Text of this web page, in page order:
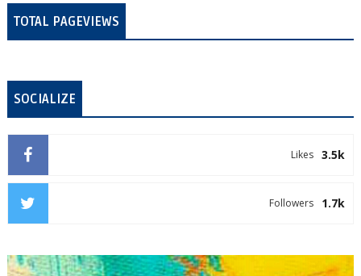
TOTAL PAGEVIEWS
SOCIALIZE
3.5k
Likes
1.7k
Followers